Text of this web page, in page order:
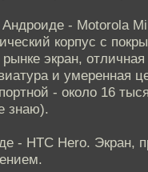
- Motorola
корпус с
экран, отличная
и умеренная
- около 16
знаю).
- HTC Hero. Экран,